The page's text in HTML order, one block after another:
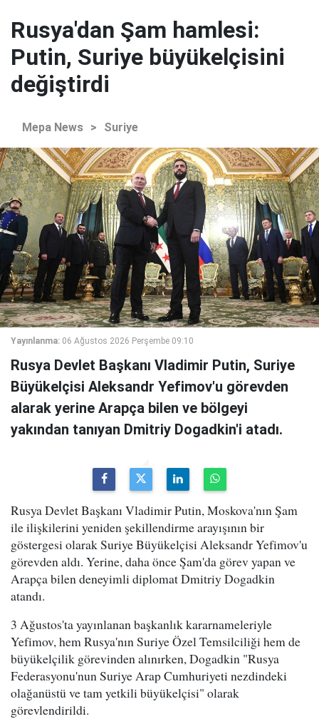
Rusya'dan Şam hamlesi:
Putin, Suriye büyükelçisini
değiştirdi
Mepa News > Suriye
Yayınlanma: 06 Ağustos 2026 Perşembe 09:10
Rusya Devlet Başkanı Vladimir Putin, Suriye
Büyükelçisi Aleksandr Yefimov'u görevden
alarak yerine Arapça bilen ve bölgeyi
yakından tanıyan Dmitriy Dogadkin'i atadı.
Rusya Devlet Başkanı Vladimir Putin, Moskova'nın Şam
ile ilişkilerini yeniden şekillendirme arayışının bir
göstergesi olarak Suriye Büyükelçisi Aleksandr Yefimov'u
görevden aldı. Yerine, daha önce Şam'da görev yapan ve
Arapça bilen deneyimli diplomat Dmitriy Dogadkin
atandı.
3 Ağustos'ta yayınlanan başkanlık kararnameleriyle
Yefimov, hem Rusya'nın Suriye Özel Temsilciliği hem de
büyükelçilik görevinden alınırken, Dogadkin "Rusya
Federasyonu'nun Suriye Arap Cumhuriyeti nezdindeki
olağanüstü ve tam yetkili büyükelçisi" olarak
görevlendirildi.